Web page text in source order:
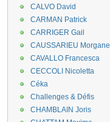
CALVO David
CARMAN Patrick
CARRIGER Gail
CAUSSARIEU Morgane
CAVALLO Francesca
CECCOLI Nicoletta
Céka
Challenges & Défis
CHAMBLAIN Joris